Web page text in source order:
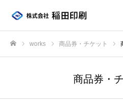
works 商品券・チケット
商品券・